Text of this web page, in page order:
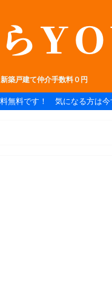
新築戸建て仲介手数料０円
無料です！ 気になる方は今